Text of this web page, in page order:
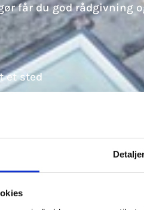
får du god rådgivning
et sted